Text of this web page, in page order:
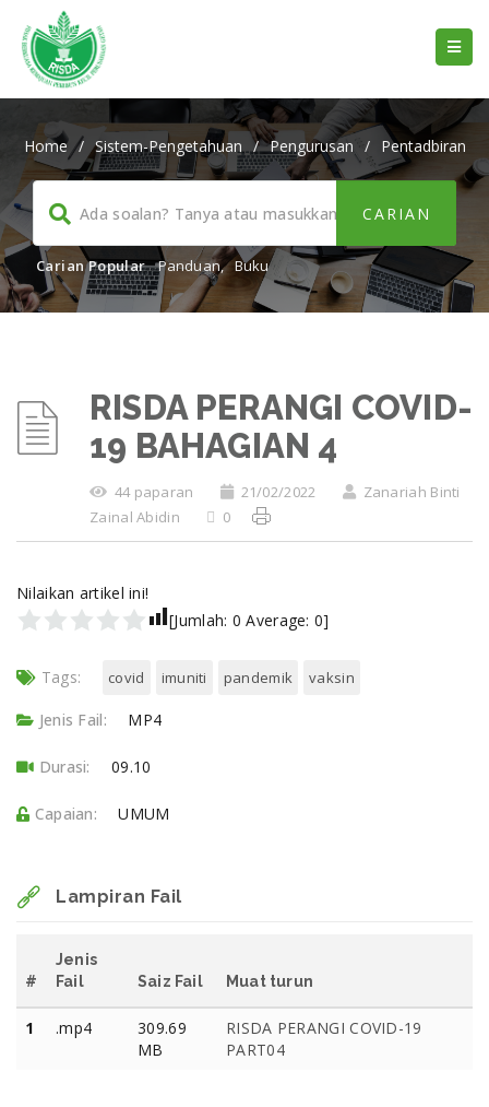
Home / Sistem-Pengetahuan / Pengurusan / Pentadbiran
Carian Popular Panduan, Buku
RISDA PERANGI COVID-
19 BAHAGIAN 4
44 paparan 21/02/2022
Zanariah Binti
Zainal Abidin
0
Nilaikan artikel ini!
[Jumlah: 0 Average:0]
Tags: covid imuniti pandemik vaksin
Jenis Fail: MP4
Durasi: 09.10
Capaian: UMUM
Lampiran Fail
#
Jenis
Fail
Saiz Fail Muat turun
1 .mp4
309.69
MB
RISDA PERANGI COVID-19
PART04